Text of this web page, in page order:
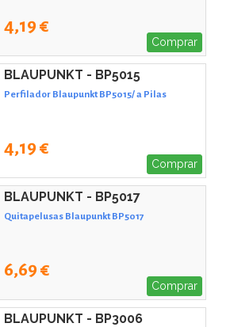
4,19 €
Comprar
BLAUPUNKT - BP5015
Perfilador Blaupunkt BP5015/ a Pilas
4,19 €
Comprar
BLAUPUNKT - BP5017
Quitapelusas Blaupunkt BP5017
6,69 €
Comprar
BLAUPUNKT - BP3006